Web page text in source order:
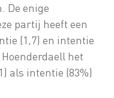
De enige
partij heeft een
(1,7) en intentie
het
als intentie (83%)